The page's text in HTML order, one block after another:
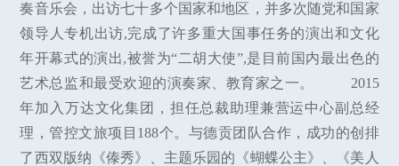
奏音乐会，出访七十多个国家和地区，并多次随党和国家
领导人专机出访,完成了许多重大国事任务的演出和文化
年开幕式的演出,被誉为“二胡大使”,是目前国内最出色的
艺术总监和最受欢迎的演奏家、教育家之一。 2015
年加入万达文化集团，担任总裁助理兼营运中心副总经
理，管控文旅项目188个。与德贡团队合作，成功的创排
了西双版纳《傣秀》、主题乐园的《蝴蝶公主》、《美人